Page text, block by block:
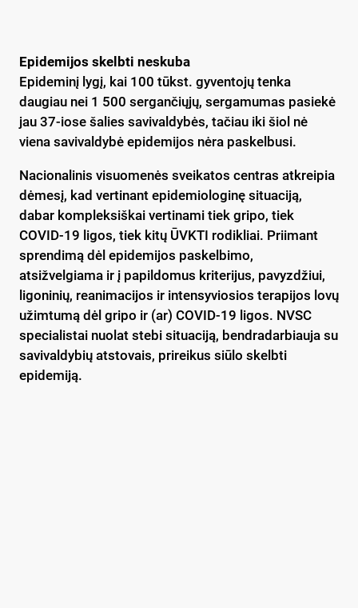
Epidemijos skelbti neskuba
Epideminį lygį, kai 100 tūkst. gyventojų tenka
daugiau nei 1 500 sergančiųjų, sergamumas pasiekė
jau 37-iose šalies savivaldybės, tačiau iki šiol nė
viena savivaldybė epidemijos nėra paskelbusi.
Nacionalinis visuomenės sveikatos centras atkreipia
dėmesį, kad vertinant epidemiologinę situaciją,
dabar kompleksiškai vertinami tiek gripo, tiek
COVID-19 ligos, tiek kitų ŪVKTI rodikliai. Priimant
sprendimą dėl epidemijos paskelbimo,
atsižvelgiama ir į papildomus kriterijus, pavyzdžiui,
ligoninių, reanimacijos ir intensyviosios terapijos lovų
užimtumą dėl gripo ir (ar) COVID-19 ligos. NVSC
specialistai nuolat stebi situaciją, bendradarbiauja su
savivaldybių atstovais, prireikus siūlo skelbti
epidemiją.